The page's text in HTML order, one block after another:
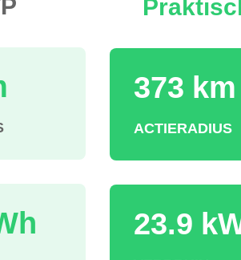
373 km
ACTIERADIUS
23.9